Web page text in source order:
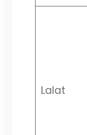
Lalat